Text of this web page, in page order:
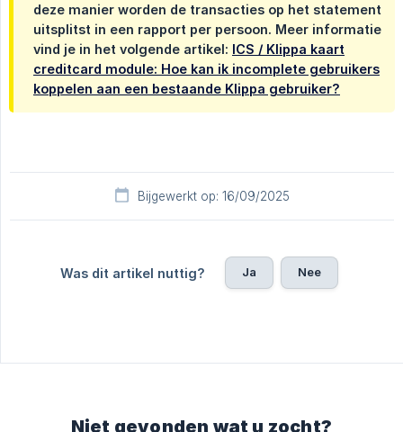
deze manier worden de transacties op het statement
uitsplitst in een rapport per persoon. Meer informatie
vind je in het volgende artikel: ICS / Klippa kaart
creditcard module: Hoe kan ik incomplete gebruikers
koppelen aan een bestaande Klippa gebruiker?
Bijgewerkt op: 16/09/2025
Was dit artikel nuttig? Ja Nee
Niet gevonden wat u zocht?